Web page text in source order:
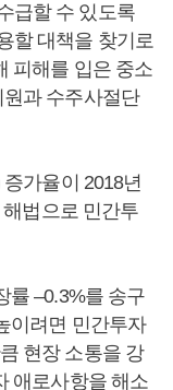
급할 수 있도록
할 대책을 찾기로
피해를 입은 중소
과 수주사절단
가율이 2018년
법으로 민간투
률 –0.3%를 송구
이려면 민간투자
현장 소통을 강
애로사항을 해소